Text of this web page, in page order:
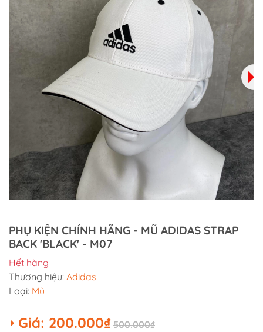
PHỤ KIỆN CHÍNH HÃNG - MŨ ADIDAS STRAP
BACK 'BLACK' - M07
Hết hàng
Thương hiệu: Adidas
Loại: Mũ
Giá: 200.000₫ 500.000₫